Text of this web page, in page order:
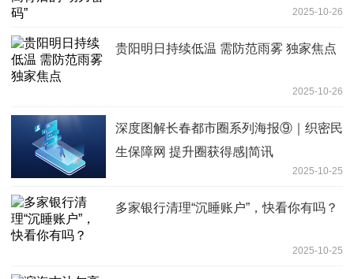
2025-10-26
贵阳明日持续低温 需防范雨雾 独家焦点
2025-10-26
深度图解长春都市圈系列海报⑨｜织密民
生保障网 提升圈获得感|简讯
2025-10-25
多家银行清理“沉睡账户”，快看你有吗？
2025-10-25